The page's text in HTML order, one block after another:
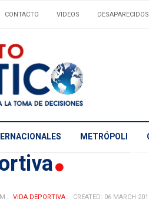
CONTACTO VIDEOS DESAPARECIDOS
METRÓPOLI
VIDA DEPORTIVA CREATED: 06 MARCH